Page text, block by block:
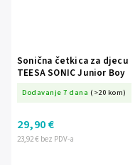
Sonična četkica za djecu
TEESA SONIC Junior Boy
Dodavanje 7 dana (>20 kom)
23,92 € bez PDV-a
29,90 €